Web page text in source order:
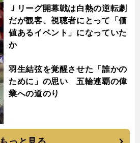
Ｊリーグ開幕戦は白熱の逆転劇
だが観客、視聴者にとって「価
値あるイベント」になっていた
か
羽生結弦を覚醒させた「誰かの
ために」の思い 五輪連覇の偉
業への道のり